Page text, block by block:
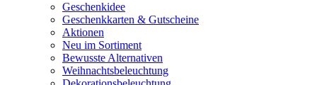
Geschenkidee
Geschenkkarten & Gutscheine
Aktionen
Neu im Sortiment
Bewusste Alternativen
Weihnachtsbeleuchtung